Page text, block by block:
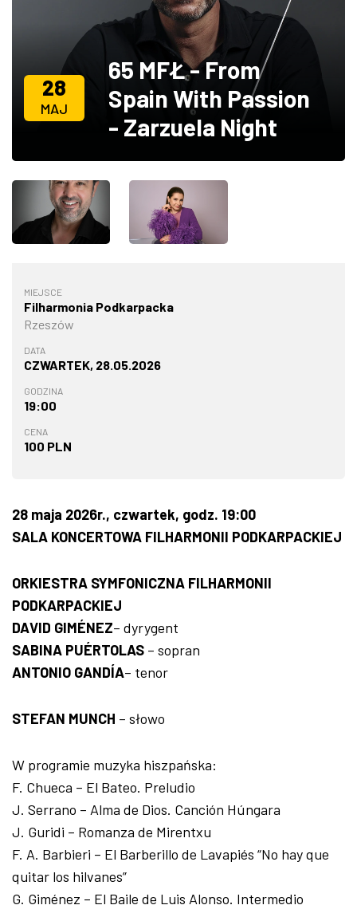
W RZESZOWIE
28
MAJ
65 MFŁ - From
Spain With Passion
- Zarzuela Night
MIEJSCE
Filharmonia Podkarpacka
Rzeszów
DATA
CZWARTEK, 28.05.2026
GODZINA
19:00
CENA
100 PLN
28 maja 2026r., czwartek, godz. 19:00
SALA KONCERTOWA FILHARMONII PODKARPACKIEJ
ORKIESTRA SYMFONICZNA FILHARMONII
PODKARPACKIEJ
DAVID GIMÉNEZ– dyrygent
SABINA PUÉRTOLAS – sopran
ANTONIO GANDÍA– tenor
STEFAN MUNCH – słowo
W programie muzyka hiszpańska:
F. Chueca – El Bateo. Preludio
J. Serrano – Alma de Dios. Canción Húngara
J. Guridi – Romanza de Mirentxu
F. A. Barbieri – El Barberillo de Lavapiés “No hay que
quitar los hilvanes”
G. Giménez – El Baile de Luis Alonso. Intermedio